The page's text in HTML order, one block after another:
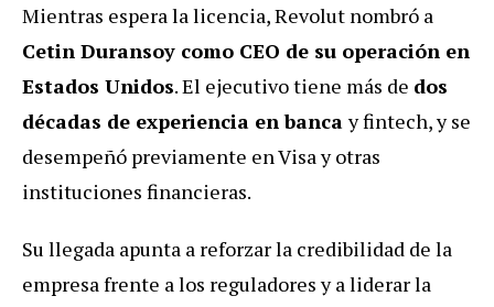
Mientras espera la licencia, Revolut nombró a
Cetin Duransoy como CEO de su operación en
Estados Unidos. El ejecutivo tiene más de dos
décadas de experiencia en bancay fintech, y se
desempeñó previamente en Visa y otras
instituciones financieras.
Su llegada apunta a reforzar la credibilidad de la
empresa frente a los reguladores y a liderar la